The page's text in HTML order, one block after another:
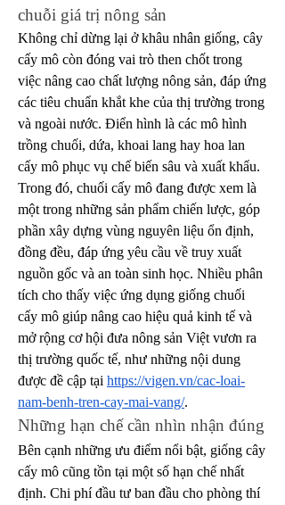
chuỗi giá trị nông sản
Không chỉ dừng lại ở khâu nhân giống, cây
cấy mô còn đóng vai trò then chốt trong
việc nâng cao chất lượng nông sản, đáp ứng
các tiêu chuẩn khắt khe của thị trường trong
và ngoài nước. Điển hình là các mô hình
trồng chuối, dứa, khoai lang hay hoa lan
cấy mô phục vụ chế biến sâu và xuất khẩu.
Trong đó, chuối cấy mô đang được xem là
một trong những sản phẩm chiến lược, góp
phần xây dựng vùng nguyên liệu ổn định,
đồng đều, đáp ứng yêu cầu về truy xuất
nguồn gốc và an toàn sinh học. Nhiều phân
tích cho thấy việc ứng dụng giống chuối
cấy mô giúp nâng cao hiệu quả kinh tế và
mở rộng cơ hội đưa nông sản Việt vươn ra
thị trường quốc tế, như những nội dung
được đề cập tại https://vigen.vn/cac-loai-
nam-benh-tren-cay-mai-vang/.
Những hạn chế cần nhìn nhận đúng
Bên cạnh những ưu điểm nổi bật, giống cây
cấy mô cũng tồn tại một số hạn chế nhất
định. Chi phí đầu tư ban đầu cho phòng thí